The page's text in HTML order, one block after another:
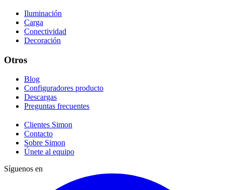
Iluminación
Carga
Conectividad
Decoración
Otros
Blog
Configuradores producto
Descargas
Preguntas frecuentes
Clientes Simon
Contacto
Sobre Simon
Únete al equipo
Síguenos en